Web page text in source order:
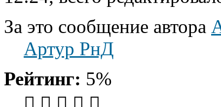
За это сообщение автора
Артур РнД
Рейтинг: 5%